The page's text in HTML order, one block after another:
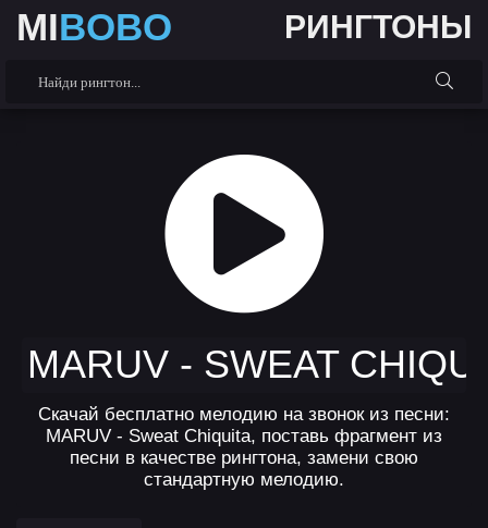
MIBOBO РИНГТОНЫ
MARUV - SWEAT
Скачай бесплатно мелодию на звонок из песни:
MARUV - Sweat Chiquita, поставь фрагмент из
песни в качестве рингтона, замени свою
стандартную мелодию.